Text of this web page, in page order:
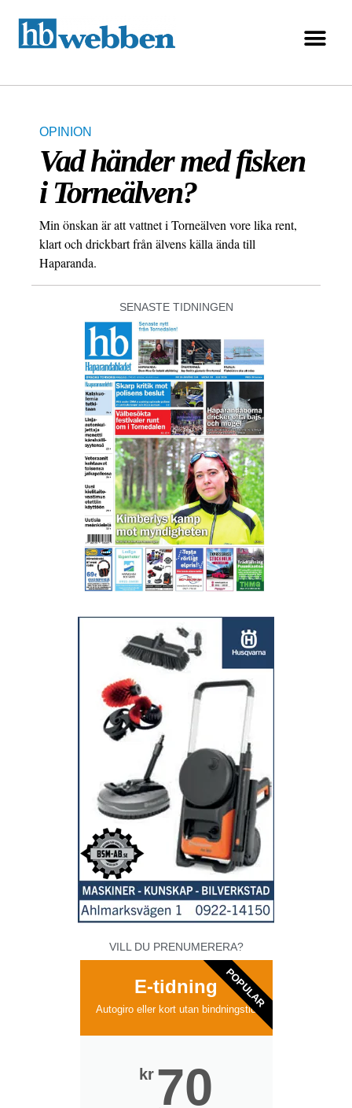
OPINION
Vad händer med fisken
i Torneälven?
Min önskan är att vattnet i Torneälven vore lika rent,
klart och drickbart från älvens källa ända till
Haparanda.
SENASTE TIDNINGEN
VILL DU PRENUMERERA?
E-tidning
Autogiro eller kort utan bindningstid
kr 70
POPULAR